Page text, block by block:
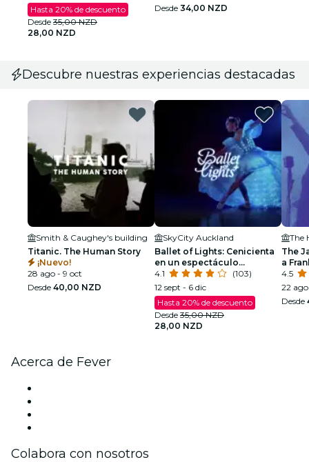
Hasta 20% de descuento
Desde 35,00 NZD
28,00 NZD
Desde 34,00 NZD
Descubre nuestras experiencias destacadas
Smith & Caughey's building
Titanic. The Human Story
¡Nuevo!
28 ago - 9 oct
Desde 40,00 NZD
SkyCity Auckland
Ballet of Lights: Cenicienta
en un espectáculo
deslumbrante
4.1
(103)
12 sept - 6 dic
Hasta 20% de descuento
Desde 35,00 NZD
28,00 NZD
The
The
a
4.5
22
Desde
Acerca de Fever
Colabora con nosotros